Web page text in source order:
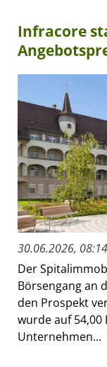
Infracore
30.06.2026,
Der
Börsengang an
den Prospekt
wurde auf 54,00
Unternehmen...